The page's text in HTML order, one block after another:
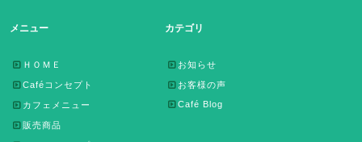
メニュー
ＨＯＭＥ
Caféコンセプト
カフェメニュー
販売商品
カテゴリ
お知らせ
お客様の声
Café Blog